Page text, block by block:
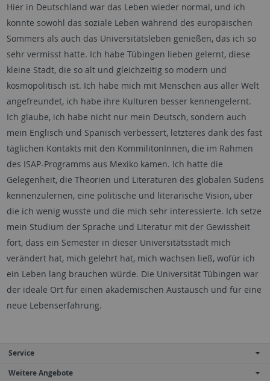
Hier in Deutschland war das Leben wieder normal, und ich
konnte sowohl das soziale Leben während des europäischen
Sommers als auch das Universitätsleben genießen, das ich so
sehr vermisst hatte. Ich habe Tübingen lieben gelernt, diese
kleine Stadt, die so alt und gleichzeitig so modern und
kosmopolitisch ist. Ich habe mich mit Menschen aus aller Welt
angefreundet, ich habe ihre Kulturen besser kennengelernt.
Ich glaube, ich habe nicht nur mein Deutsch, sondern auch
mein Englisch und Spanisch verbessert, letzteres dank des fast
täglichen Kontakts mit den KommilitonInnen, die im Rahmen
des ISAP-Programms aus Mexiko kamen. Ich hatte die
Gelegenheit, die Theorien und Literaturen des globalen Südens
kennenzulernen, eine politische und literarische Vision, über
die ich wenig wusste und die mich sehr interessierte. Ich setze
mein Studium der Sprache und Literatur mit der Gewissheit
fort, dass ein Semester in dieser Universitätsstadt mich
verändert hat, mich gelehrt hat, mich wachsen ließ, wofür ich
ein Leben lang brauchen würde. Die Universität Tübingen war
der ideale Ort für einen akademischen Austausch und für eine
neue Lebenserfahrung.
Service
Weitere Angebote